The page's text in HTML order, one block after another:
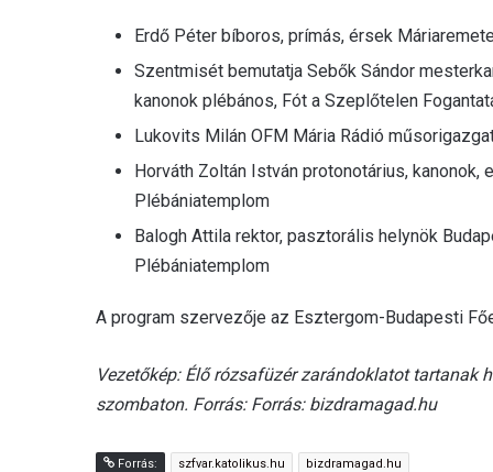
Erdő Péter bíboros, prímás, érsek
Szentmisét bemutatja Sebők Sándor
kanonok plébános, Fót a Szeplőtelen
Lukovits Milán OFM Mária Rádió
Horváth Zoltán István protonotárius,
Plébániatemplom
Balogh Attila rektor, pasztorális helynök
Plébániatemplom
A program szervezője az Esztergom-Budapesti
Vezetőkép: Élő rózsafüzér zarándoklatot tartanak
szombaton. Forrás: Forrás: bizdramagad.hu
Forrás: szfvar.katolikus.hu bizdramagad.hu